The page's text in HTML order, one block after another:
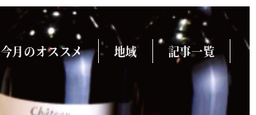
今月のオススメ 地域 記事一覧